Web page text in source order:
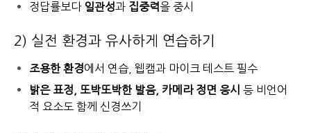
정답률보다 일관성과 집중력을 중시
2) 실전 환경과 유사하게 연습하기
조용한 환경에서 연습, 웹캠과 마이크 테스트 필수
밝은 표정, 또박또박한 발음, 카메라 정면 응시
등 비언어
적 요소도 함께 신경쓰기